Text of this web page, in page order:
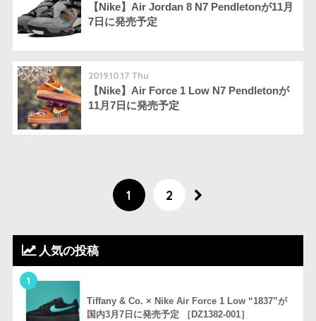
【Nike】Air Jordan 8 N7 Pendletonが11月
7日に発売予定
2019.10.17 Thu
【Nike】Air Force 1 Low N7 Pendletonが
11月7日に発売予定
1 2
人気の投稿
1
Tiffany & Co. × Nike Air Force 1 Low “1837”が
国内3月7日に発売予定 ［DZ1382-001］